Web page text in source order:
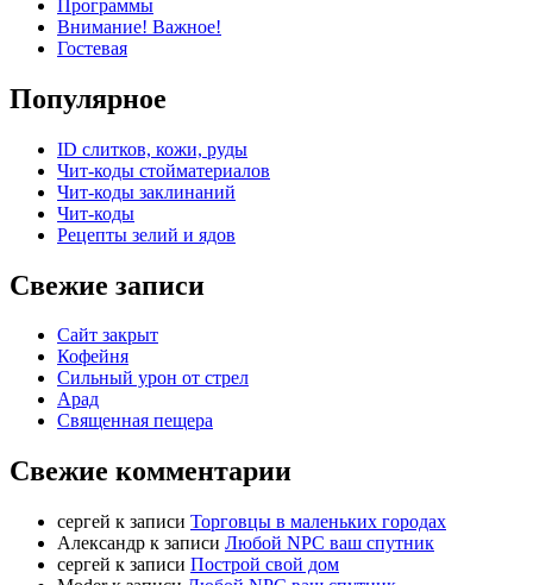
Программы
Внимание! Важное!
Гостевая
Популярное
ID слитков, кожи, руды
Чит-коды стойматериалов
Чит-коды заклинаний
Чит-коды
Рецепты зелий и ядов
Свежие записи
Сайт закрыт
Кофейня
Cильный урон от стрел
Арад
Священная пещера
Свежие комментарии
cергей к записи Торговцы в маленьких городах
Александр к записи Любой NPC ваш спутник
cергей к записи Построй свой дом